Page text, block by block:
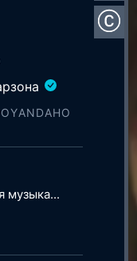
музыка...